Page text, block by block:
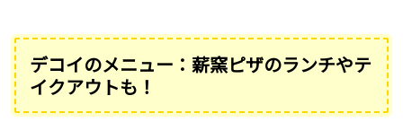
デコイのメニュー：薪窯ピザのランチやテ
イクアウトも！